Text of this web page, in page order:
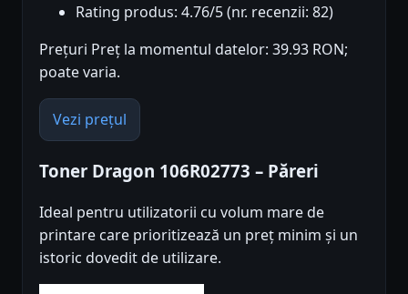
Rating produs: 4.76/5 (nr. recenzii: 82)
Prețuri Preț la momentul datelor: 39.93 RON;
poate varia.
Vezi prețul
Toner Dragon 106R02773 – Păreri
Ideal pentru utilizatorii cu volum mare de
printare care prioritizează un preț minim și un
istoric dovedit de utilizare.